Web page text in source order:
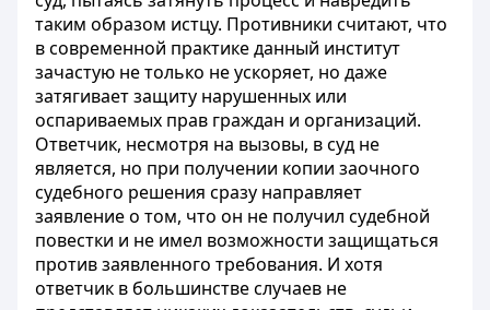
таким образом истцу. Противники считают, что
в современной практике данный институт
зачастую не только не ускоряет, но даже
затягивает защиту нарушенных или
оспариваемых прав граждан и организаций.
Ответчик, несмотря на вызовы, в суд не
является, но при получении копии заочного
судебного решения сразу направляет
заявление о том, что он не получил судебной
повестки и не имел возможности защищаться
против заявленного требования. И хотя
ответчик в большинстве случаев не